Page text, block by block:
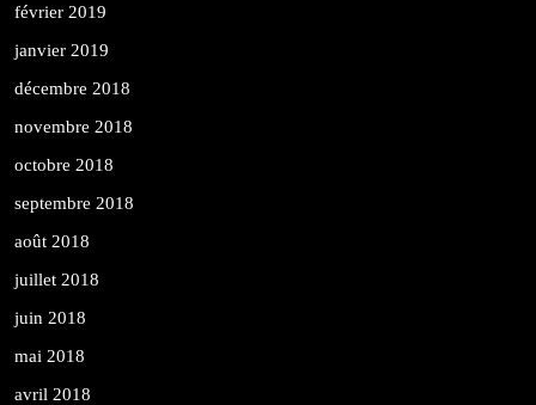
février 2019
janvier 2019
décembre 2018
novembre 2018
octobre 2018
septembre 2018
août 2018
juillet 2018
juin 2018
mai 2018
avril 2018